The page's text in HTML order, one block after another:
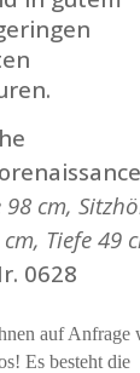
98 cm,
Tiefe 49
0628
auf Anfrage
Es besteht die